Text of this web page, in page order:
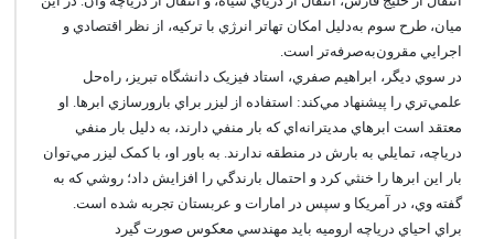
ميان، طرح سوم به‌دليل امکان تهاتر انرژي با ترکيه، از نظر اقتصادي و
اجرايي مقرون‌به‌صرفه‌تر است.
در سوي ديگر، ابراهيم صفري، استاد فيزيک دانشگاه تبريز، راه‌حل
علمي‌تري را پيشنهاد مي‌کند: استفاده از ليزر براي بارورسازي ابرها. او
معتقد است ابرهاي مديترانه‌اي که بار منفي دارند، به دليل بار منفي
درياچه، تمايلي به بارش در منطقه ندارند. به باور او، با کمک ليزر مي‌توان
بار اين ابرها را خنثي کرد و احتمال بارندگي را افزايش داد؛ روشي که به
گفته وي، در آمريکا و سپس در امارات و عربستان تجربه شده است.
براي احياي درياچه اروميه بايد مهندسي معکوس صورت گيرد